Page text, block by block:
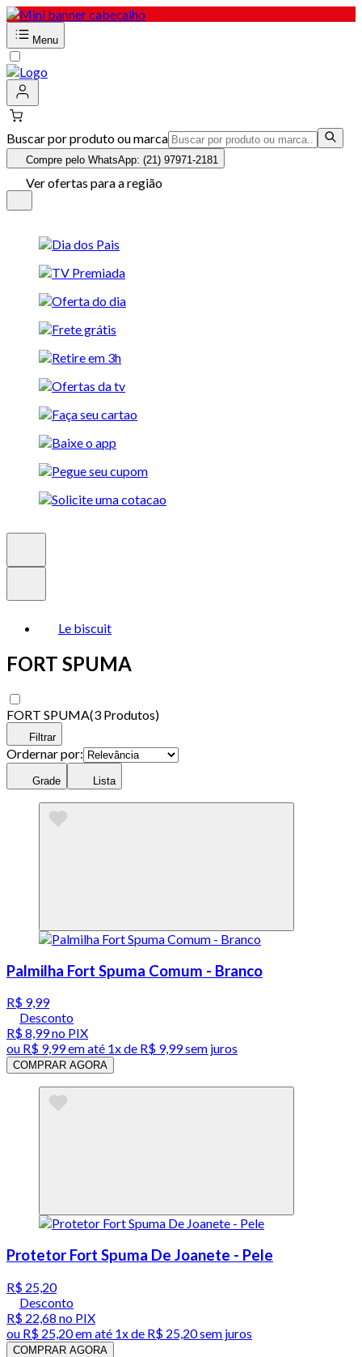
Menu
Buscar por produto ou marca
Compre pelo WhatsApp: (21) 97971-2181
Ver ofertas para a região
Le biscuit
FORT SPUMA
FORT SPUMA(3 Produtos)
Filtrar
Ordernar por:
Grade Lista
Palmilha Fort Spuma Comum - Branco
R$ 9,99
Desconto
R$ 8,99no PIX
ou R$ 9,99em até 1x de R$ 9,99sem juros
COMPRAR AGORA
Protetor Fort Spuma De Joanete - Pele
R$ 25,20
Desconto
R$ 22,68 no PIX
ou R$ 25,20em até 1x de R$ 25,20sem juros
COMPRAR AGORA